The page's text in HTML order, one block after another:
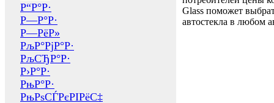
Р“Р°Р·
Р—Р°Р·
Р—РёР»
РљР°РјР°Р·
РљСЂР°Р·
Р›Р°Р·
РњР°Р·
РњРѕСЃРєРІРёС‡
Glass поможет
автостекла в любом